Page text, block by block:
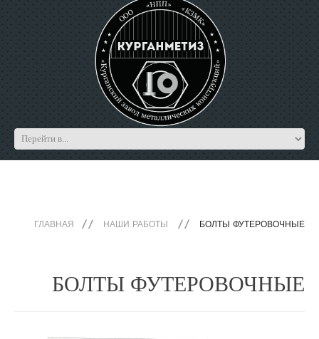
ГЛАВНАЯ НАШИ РАБОТЫ БОЛТЫ ФУТЕРОВОЧНЫЕ
БОЛТЫ ФУТЕРОВОЧНЫЕ